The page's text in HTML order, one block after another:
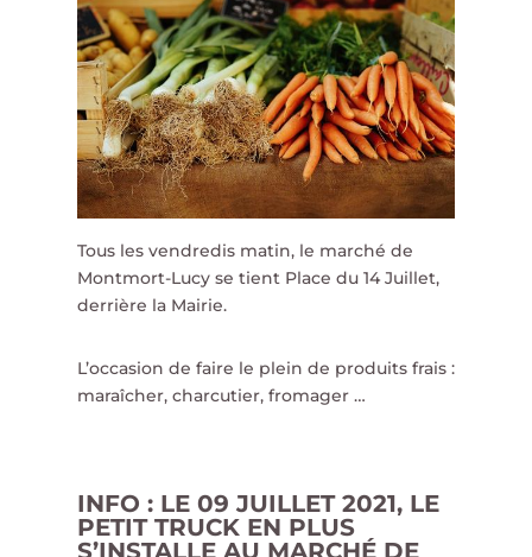
Tous les vendredis matin, le marché de
Montmort-Lucy se tient Place du 14 Juillet,
derrière la Mairie.
L’occasion de faire le plein de produits frais :
maraîcher, charcutier, fromager …
INFO : LE 09 JUILLET 2021, LE
PETIT TRUCK EN PLUS